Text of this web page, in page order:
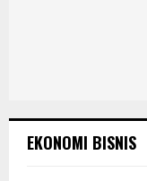
EKONOMI BISNIS